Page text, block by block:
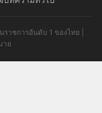
าชการอันดับ 1 ของไทย |
าย